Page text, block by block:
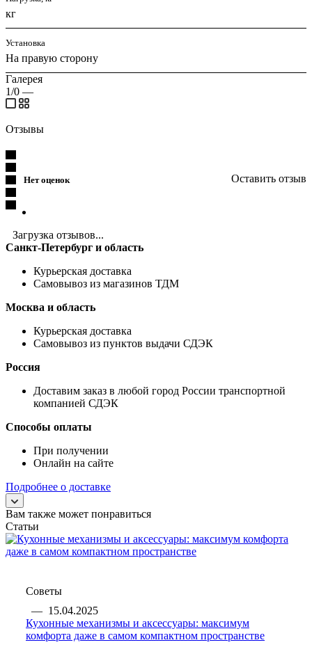
кг
Установка
На правую сторону
Галерея
1/0 —
Отзывы
Нет оценок Оставить отзыв
Загрузка отзывов...
Санкт-Петербург и область
Курьерская доставка
Самовывоз из магазинов ТДМ
Москва и область
Курьерская доставка
Самовывоз из пунктов выдачи СДЭК
Россия
Доставим заказ в любой город России транспортной
компанией СДЭК
Способы оплаты
При получении
Онлайн на сайте
Подробнее о доставке
Вам также может понравиться
Статьи
Советы
— 15.04.2025
Кухонные механизмы и аксессуары: максимум
комфорта даже в самом компактном пространстве